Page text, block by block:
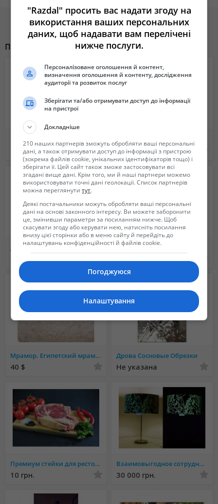
Похожие объявления
220 $ 3 $
Динамометры ДПУ, гири го, набор гирь, безнал, калибровка
Мрамор. Египетский мрамор. Мраморная плитка
40 $
Дрова Сосновые Обрезки
Не указана
Премиум стейки для ресторанов и торговых сетей.
10 грн.
Взаимовыгодное сотрудничество, франшиза светящихся красок
30 000 грн.
"Razdal" просить вас надати згоду на
використання ваших персональних
даних, щоб надавати вам перелічені
нижче послуги.
Персоналізоване оголошення й контент,
визначення оголошення й контенту, дослідження
аудиторії та розвиток послуг
Зберігати та/або отримувати доступ до інформації
на пристрої
Докладніше
210 наших партнерів зможуть обробляти ваші персональні
дані, а також отримувати доступ до інформації з пристрою
(зокрема файлів cookie, унікальних ідентифікаторів тощо) і
зберігати її. Цей сайт також зможе застосовувати всі
згадані вище дані. Крім того, ми й наші партнери можемо
використовувати точні дані геолокації. Список партнерів
можна переглянутитут.
Деякі постачальники можуть обробляти ваші персональні
дані на основі законного інтересу. Ви можете заборонити
це, змінивши параметри за посиланням нижче. Щоб
скасувати згоду або керувати нею, натисніть посилання
внизу цієї сторінки або в меню сайту й перейдіть до
налаштувань конфіденційності й файлів cookie.
Погоджуюся
Налаштування